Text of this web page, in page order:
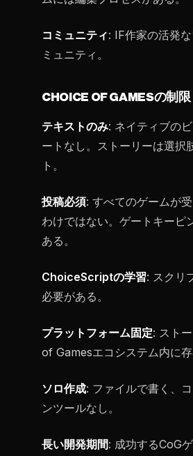
コミュニティ: IF作家の活発
ミュニティ。
CHOICE OF GAMESの制限
テキストのみ: ネイティブの
ートなし。ストーリーは選択
ト。
投稿必須: すべてのゲームが
わけではない。ゲートキーピ
ある。
ChoiceScriptの学習: スクリ
必要がある。
プラットフォーム固定: スト
of Gamesエコシステム内に存
ソロ作成: ファイルで書く、
ンツールなし。
長い開発期間: 成功するCoG